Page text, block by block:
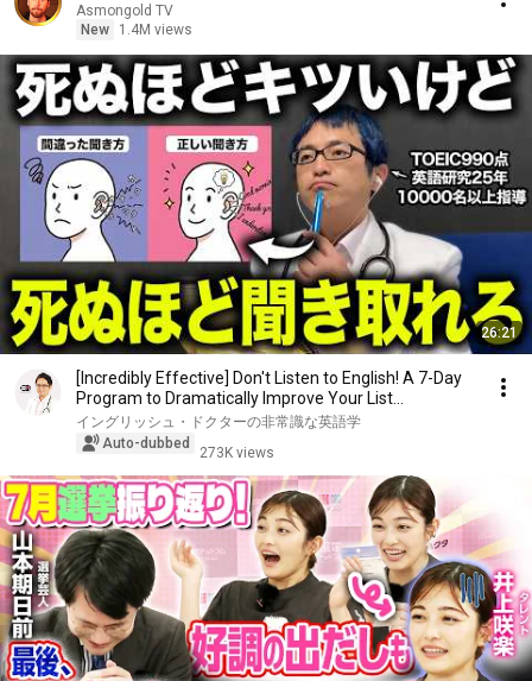
Asmongold TV
New
1.4M views
26:21
[Incredibly Effective] Don't Listen to English! A 7-Day
Program to Dramatically Improve Your List...
イングリッシュ・ドクターの非常識な英語学
Auto-dubbed
273K views